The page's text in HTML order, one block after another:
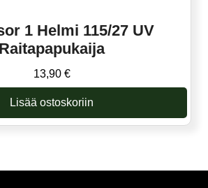
1 Helmi 115/27 UV
Raitapapukaija
13,90 €
Lisää ostoskoriin